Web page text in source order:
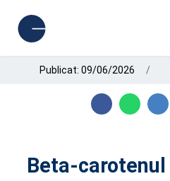
Publicat: 09/06/2026
Beta-